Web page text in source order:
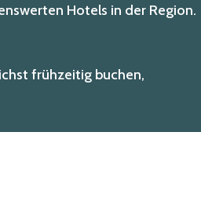
Hotels in der Region.
frühzeitig buchen,